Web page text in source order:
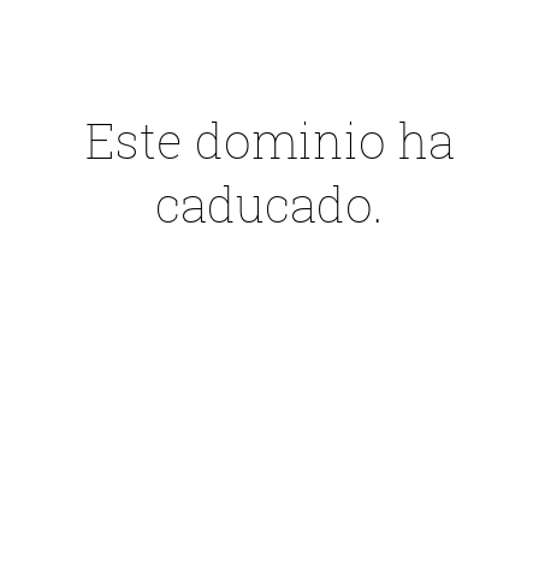
Este dominio ha
caducado.